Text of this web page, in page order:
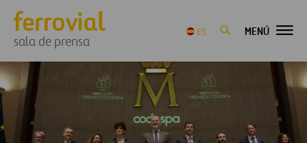
sala de prensa
ES MENÚ